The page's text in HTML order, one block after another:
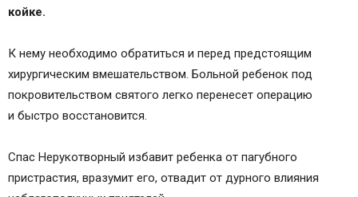
койке.
К нему необходимо обратиться и перед предстоящим
хирургическим вмешательством. Больной ребенок под
покровительством святого легко перенесет операцию
и быстро восстановится.
Спас Нерукотворный избавит ребенка от пагубного
пристрастия, вразумит его, отвадит от дурного влияния